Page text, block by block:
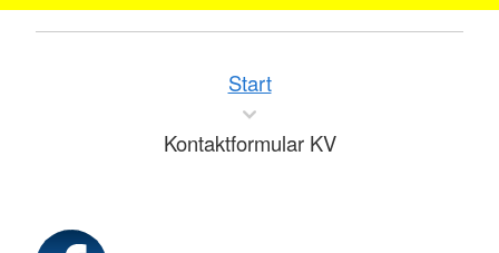
Start
Kontaktformular KV